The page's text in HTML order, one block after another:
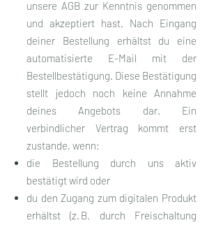
unsere AGB zur Kenntnis genommen
und akzeptiert hast. Nach Eingang
deiner Bestellung erhältst du eine
automatisierte E-Mail mit der
Bestellbestätigung. Diese Bestätigung
stellt jedoch noch keine Annahme
deines Angebots dar. Ein
verbindlicher Vertrag kommt erst
zustande, wenn:
die Bestellung durch uns aktiv
bestätigt wird oder
du den Zugang zum digitalen Produkt
erhältst (z. B. durch Freischaltung